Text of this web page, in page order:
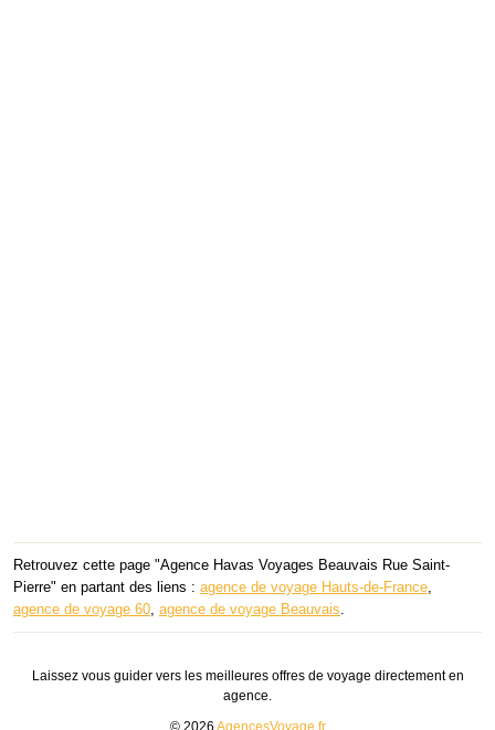
Retrouvez cette page "Agence Havas Voyages Beauvais Rue Saint-
Pierre" en partant des liens : agence de voyage Hauts-de-France
agence de voyage 60 agence de voyage Beauvais
Laissez vous guider vers les meilleures offres de voyage directement en
agence.
© 2026 AgencesVoyage.fr